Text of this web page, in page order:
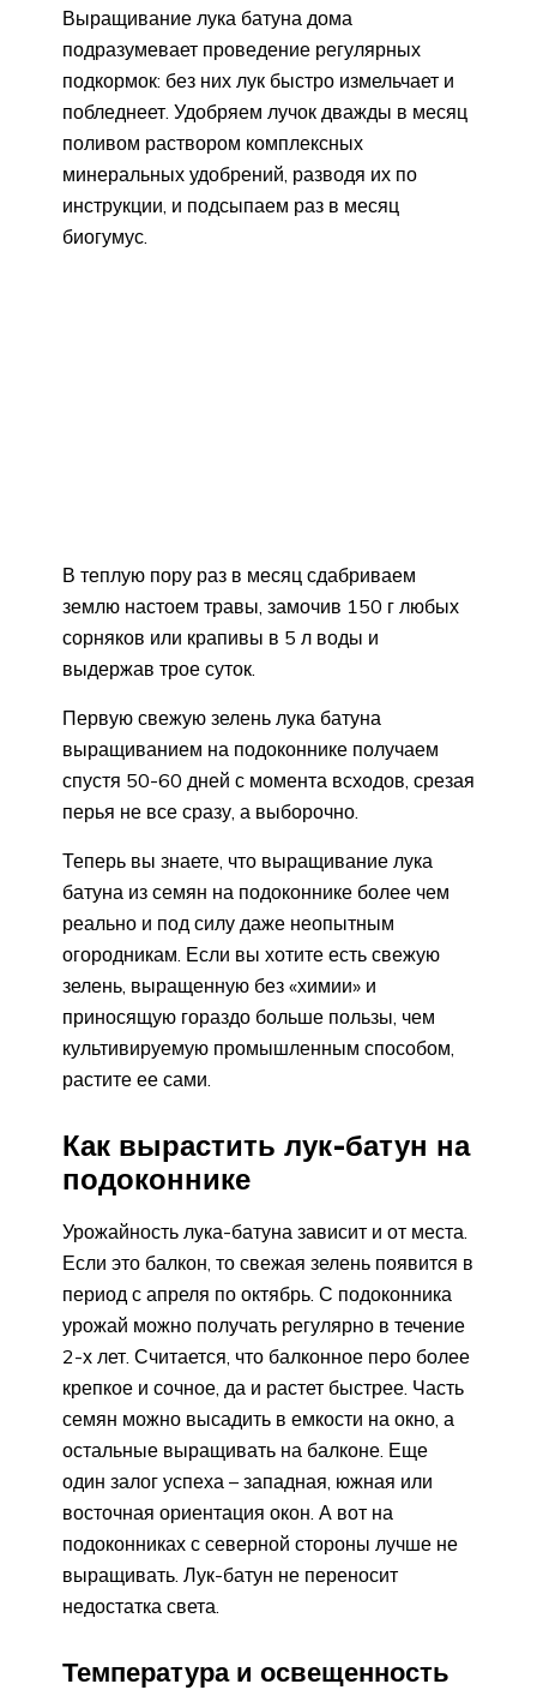
Выращивание лука батуна дома
подразумевает проведение регулярных
подкормок: без них лук быстро измельчает и
побледнеет. Удобряем лучок дважды в месяц
поливом раствором комплексных
минеральных удобрений, разводя их по
инструкции, и подсыпаем раз в месяц
биогумус.
В теплую пору раз в месяц сдабриваем
землю настоем травы, замочив 150 г любых
сорняков или крапивы в 5 л воды и
выдержав трое суток.
Первую свежую зелень лука батуна
выращиванием на подоконнике получаем
спустя 50-60 дней с момента всходов, срезая
перья не все сразу, а выборочно.
Теперь вы знаете, что выращивание лука
батуна из семян на подоконнике более чем
реально и под силу даже неопытным
огородникам. Если вы хотите есть свежую
зелень, выращенную без «химии» и
приносящую гораздо больше пользы, чем
культивируемую промышленным способом,
растите ее сами.
Как вырастить лук-батун на
подоконнике
Урожайность лука-батуна зависит и от места.
Если это балкон, то свежая зелень появится в
период с апреля по октябрь. С подоконника
урожай можно получать регулярно в течение
2-х лет. Считается, что балконное перо более
крепкое и сочное, да и растет быстрее. Часть
семян можно высадить в емкости на окно, а
остальные выращивать на балконе. Еще
один залог успеха – западная, южная или
восточная ориентация окон. А вот на
подоконниках с северной стороны лучше не
выращивать. Лук-батун не переносит
недостатка света.
Температура и освещенность